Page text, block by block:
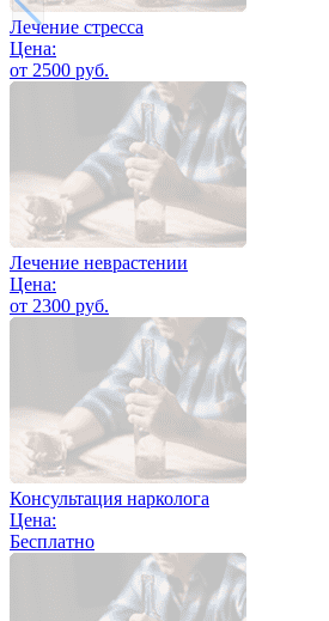
Лечение стресса
Цена:
от 2500 руб.
Лечение неврастении
Цена:
от 2300 руб.
Консультация нарколога
Цена:
Бесплатно